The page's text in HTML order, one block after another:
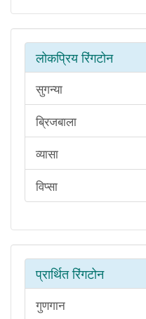
लोकप्रिय रिंगटोन
सुगन्या
ब्रिजबाला
व्यासा
विप्सा
प्रार्थित रिंगटोन
गुणगान